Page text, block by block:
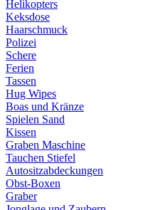
Helikopters
Keksdose
Haarschmuck
Polizei
Schere
Ferien
Tassen
Hug Wipes
Boas und Kränze
Spielen Sand
Kissen
Graben Maschine
Tauchen Stiefel
Autositzabdeckungen
Obst-Boxen
Graber